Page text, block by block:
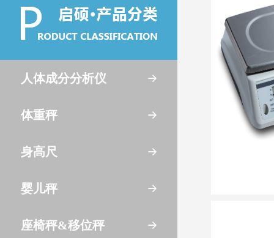
人体成分分析仪
体重秤
身高尺
婴儿秤
座椅秤&移位秤